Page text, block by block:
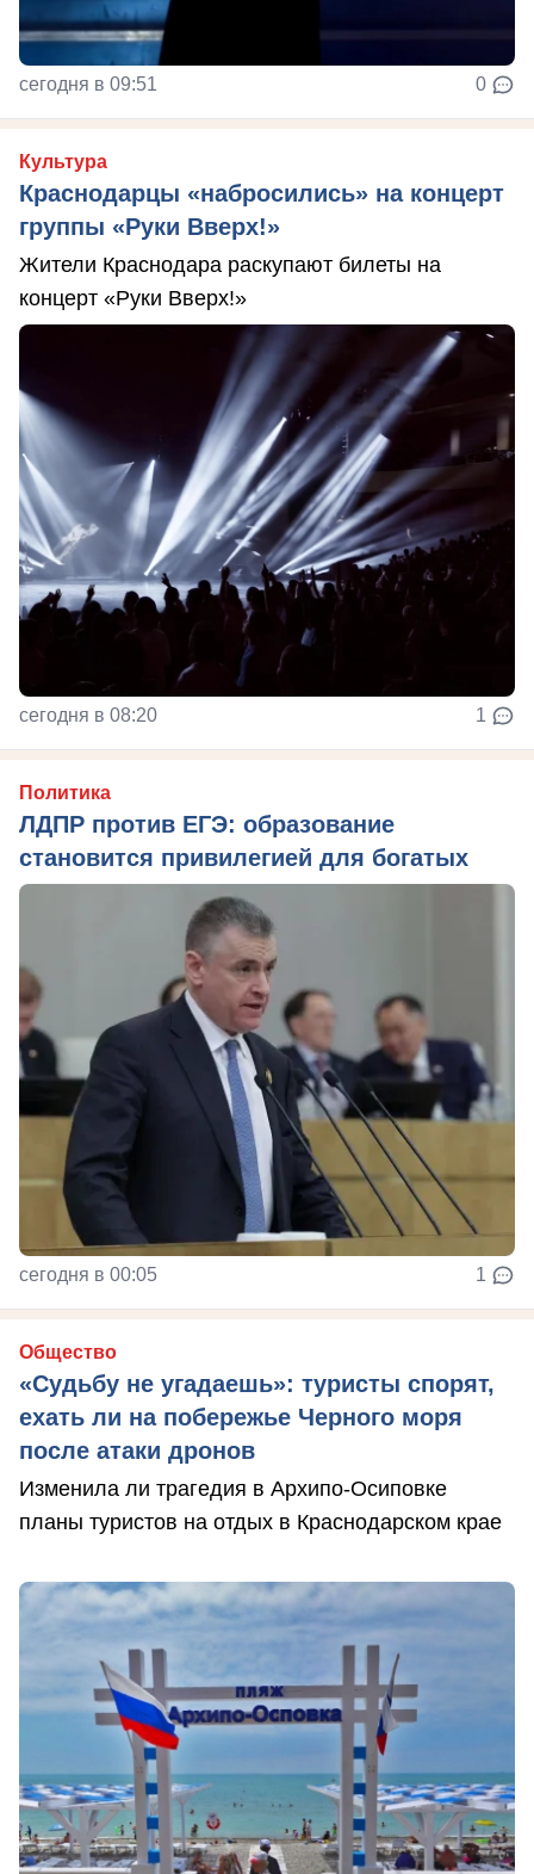
сегодня в 09:51 0
Культура
Краснодарцы «набросились» на концерт
группы «Руки Вверх!»
Жители Краснодара раскупают билеты на
концерт «Руки Вверх!»
сегодня в 08:20 1
Политика
ЛДПР против ЕГЭ: образование
становится привилегией для богатых
сегодня в 00:05 1
Общество
«Судьбу не угадаешь»: туристы спорят,
ехать ли на побережье Черного моря
после атаки дронов
Изменила ли трагедия в Архипо-Осиповке
планы туристов на отдых в Краснодарском крае